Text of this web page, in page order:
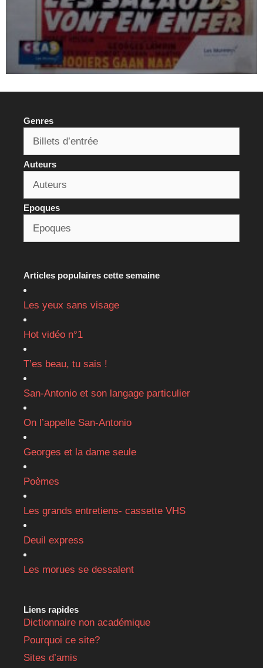
Genres
Auteurs
Epoques
Articles populaires cette semaine
Les yeux sans visage
Hot vidéo n°1
T’es beau, tu sais !
San-Antonio et son langage particulier
On l’appelle San-Antonio
Georges et la dame seule
Poèmes
Les grands entretiens- cassette VHS
Deuil express
Les morues se dessalent
Liens rapides
Dictionnaire non académique
Pourquoi ce site?
Sites d’amis